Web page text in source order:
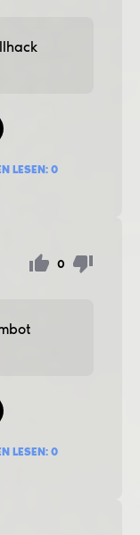
LESEN: 0
0
LESEN: 0